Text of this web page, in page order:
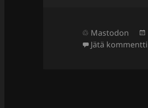
Mastodon
Jätä kommentti